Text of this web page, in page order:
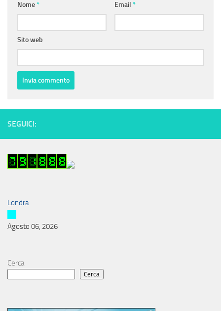
Nome* Email *
Sito web
SEGUICI:
Londra
Agosto 06, 2026
Cerca
Cerca